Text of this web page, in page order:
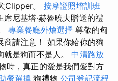
Clipper。 按摩證照培訓班
尼基塔·赫魯曉夫贈送的禮
專業餐廳外燴選擇 尊敬的匈
商請注意！ 如果你給你的狗
是狗而不是人。 中清路放
時，真正的愛是我們愛對方
餐選擇 狗禮物 公司登記流程